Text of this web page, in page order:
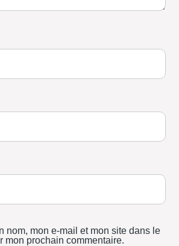
nom, mon e-mail et mon site dans le
mon prochain commentaire.